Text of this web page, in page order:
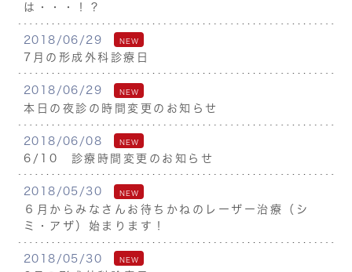
は・・・！？
2018/06/29 NEW
7月の形成外科診療日
2018/06/29 NEW
本日の夜診の時間変更のお知らせ
2018/06/08 NEW
6/10 診療時間変更のお知らせ
2018/05/30 NEW
６月からみなさんお待ちかねのレーザー治療（シ
ミ・アザ）始まります！
2018/05/30 NEW